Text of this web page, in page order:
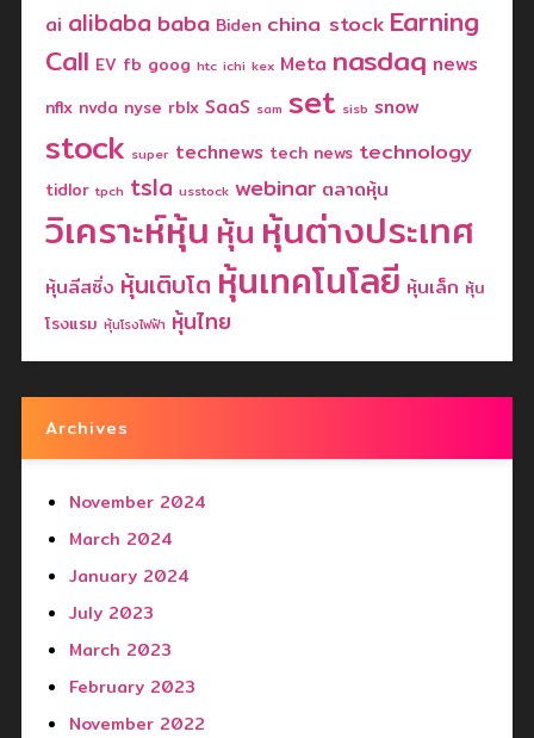
ai alibaba baba Biden china stock Earning
Call EV fb goog htc ichi kex Meta nasdaq news
nflx nvda nyse rblx SaaS sam set sisb snow
stock super technews tech news technology
tidlor tpch tsla usstock webinar ตลาดหุ้น
วิเคราะห์หุ้น หุ้น หุ้นต่างประเทศ
หุ้นลีสซิ่ง หุ้นเติบโต หุ้นเทคโนโลยี หุ้นเล็ก หุ้น
โรงแรม หุ้นโรงไฟฟ้า หุ้นไทย
Archives
November 2024
March 2024
January 2024
July 2023
March 2023
February 2023
November 2022